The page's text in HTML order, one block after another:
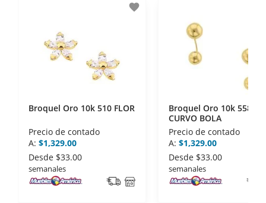
disposiciones legales y Códigos de Ética de la
Asociación Mexicana de Internet (AIMX).
- Nos encontramos en la lista de socios Activos de
la Asociación de Internet.MX.
favorite
Broquel Oro 10k 510 FLOR
Precio de contado
A: $1,329.00
Desde $33.00
semanales
Broquel Oro 10k 558
CURVO BOLA
Precio de contado
A: $1,329.00
Desde $33.00
semanales